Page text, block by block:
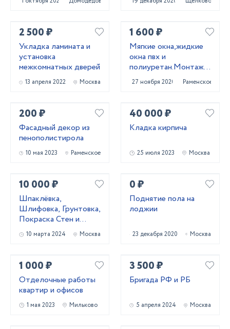
квартиры, дома
2 500 ₽
Укладка ламината и
установка
межкомнатных дверей
13 апреля 2022 Москва
1 600 ₽
Мягкие окна,жидкие
окна пвх и
полиуретан.Монтаж
мягких окон
27 ноября 2020 Раменское
200 ₽
Фасадный декор из
пенополистирола
10 мая 2023 Раменское
40 000 ₽
Кладка кирпича
25 июля 2023 Москва
10 000 ₽
Шпаклёвка,
Шлифовка, Грунтовка,
Покраска Стен и
Потолков.
10 марта 2024 Москва
0 ₽
Поднятие пола на
лоджии
23 декабря 2020 Москва
1 000 ₽
Отделочные работы
квартир и офисов
1 мая 2023 Мильково
3 500 ₽
Бригада РФ и РБ
5 апреля 2024 Москва